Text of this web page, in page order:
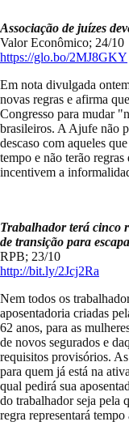
Associação de juízes
Valor Econômico; 24/10
https://glo.bo/2MJ8GKY
Em nota divulgada
novas regras e afirma
Congresso para mudar
brasileiros. A Ajufe não
descaso com aqueles
tempo e não terão
incentivem a
Trabalhador terá cinco
de transição para
RPB; 23/10
http://bit.ly/2Jcj2Ra
Nem todos os
aposentadoria criadas
62 anos, para as
de novos segurados e
requisitos provisórios.
para quem já está na
qual pedirá sua
do trabalhador seja pela
regra representará